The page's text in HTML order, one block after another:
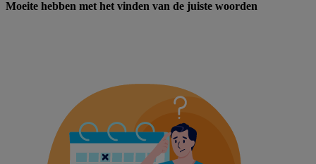
Moeite hebben met het vinden van de juiste woorden